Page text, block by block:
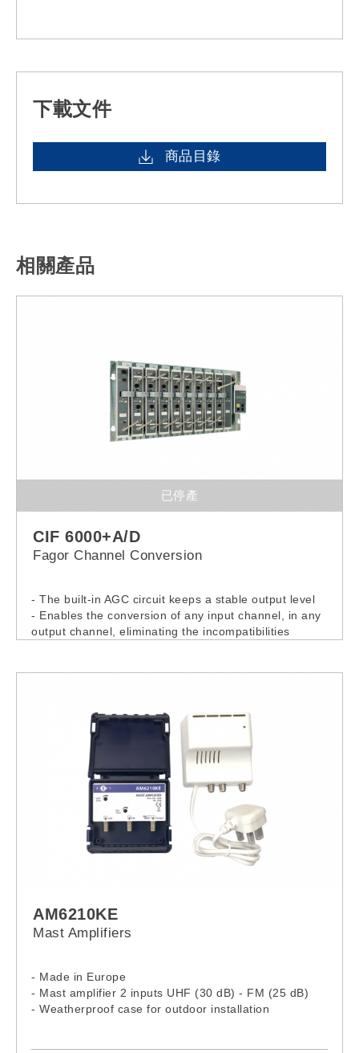
下載文件
商品目錄
相關產品
已停產
CIF 6000+A/D
Fagor Channel Conversion
- The built-in AGC circuit keeps a stable output level
- Enables the conversion of any input channel, in any
output channel, eliminating the incompatibilities
channel frequency to disperse intermodulation
products in installations with many channels
- Screws and power supply cable included
AM6210KE
Mast Amplifiers
- Made in Europe
- Mast amplifier 2 inputs UHF (30 dB) - FM (25 dB)
- Weatherproof case for outdoor installation